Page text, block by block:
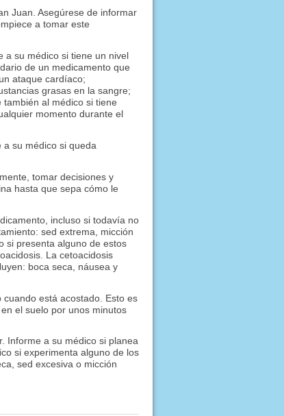
Juan. Asegúrese de informar
a tomar este
a su médico si tiene un nivel
de un medicamento que
ataque cardíaco;
grasas en la sangre;
al médico si tiene
momento durante el
su médico si queda
tomar decisiones y
hasta que sepa cómo le
incluso si todavía no
sed extrema, micción
si presenta alguno de estos
La cetoacidosis
boca seca, náusea y
está acostado. Esto es
el suelo por unos minutos
Informe a su médico si planea
si experimenta alguno de los
sed excesiva o micción